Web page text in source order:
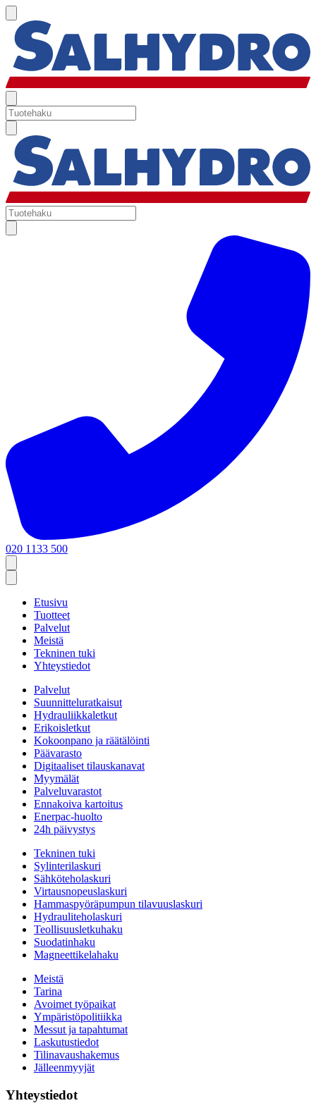
020 1133 500
Etusivu
Tuotteet
Palvelut
Meistä
Tekninen tuki
Yhteystiedot
Palvelut
Suunnitteluratkaisut
Hydrauliikkaletkut
Erikoisletkut
Kokoonpano ja räätälöinti
Päävarasto
Digitaaliset tilauskanavat
Myymälät
Palveluvarastot
Ennakoiva kartoitus
Enerpac-huolto
24h päivystys
Tekninen tuki
Sylinterilaskuri
Sähköteholaskuri
Virtausnopeuslaskuri
Hammaspyöräpumpun tilavuuslaskuri
Hydrauliteholaskuri
Teollisuusletkuhaku
Suodatinhaku
Magneettikelahaku
Meistä
Tarina
Avoimet työpaikat
Ympäristöpolitiikka
Messut ja tapahtumat
Laskutustiedot
Tilinavaushakemus
Jälleenmyyjät
Yhteystiedot